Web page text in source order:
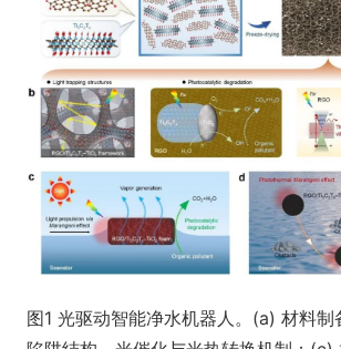
图1 光驱动智能净水机器人。(a) 材料